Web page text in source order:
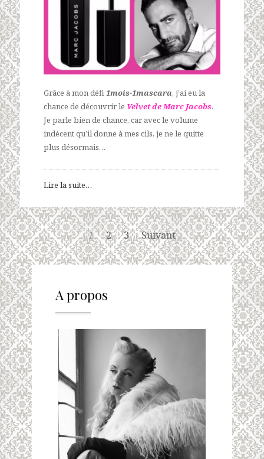
Grâce à mon défi1mois-1mascara, j’ai eu la
chance de découvrir le Velvet de Marc Jacobs.
Je parle bien de chance, car avec le volume
indécent qu’il donne à mes cils, je ne le quitte
plus désormais…
Lire la suite…
1 2 3 Suivant
A propos